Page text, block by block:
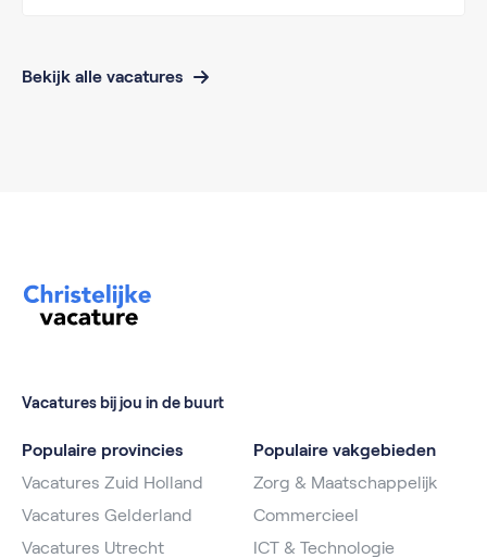
Bekijk alle vacatures
Vacatures bij jou in de buurt
Populaire provincies
Vacatures Zuid Holland
Vacatures Gelderland
Vacatures Utrecht
Populaire vakgebieden
Zorg & Maatschappelijk
Commercieel
ICT & Technologie